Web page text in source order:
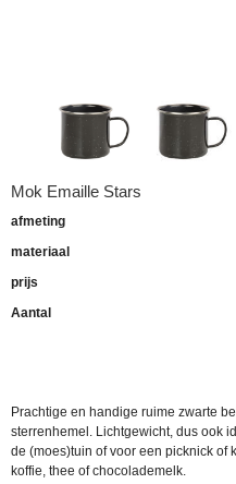
Mok Emaille Stars
afmeting
materiaal
prijs
Aantal
Prachtige en handige ruime zwarte
sterrenhemel. Lichtgewicht, dus ook
de (moes)tuin of voor een picknick of
koffie, thee of chocolademelk.